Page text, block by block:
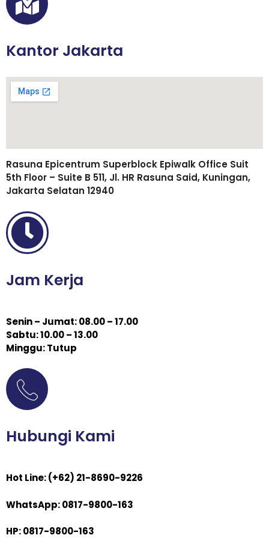
Kantor Jakarta
Rasuna Epicentrum Superblock Epiwalk Office Suit
5th Floor – Suite B 511, Jl. HR Rasuna Said, Kuningan,
Jakarta Selatan 12940
Jam Kerja
Senin – Jumat: 08.00 – 17.00
Sabtu: 10.00 – 13.00
Minggu: Tutup
Hubungi Kami
Hot Line: (+62) 21-8690-9226
WhatsApp: 0817-9800-163
HP: 0817-9800-163